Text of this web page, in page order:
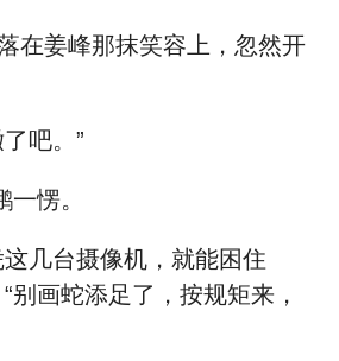
在姜峰那抹笑容上，忽然开
吧。”
一愣。
这几台摄像机，就能困住
别画蛇添足了，按规矩来，